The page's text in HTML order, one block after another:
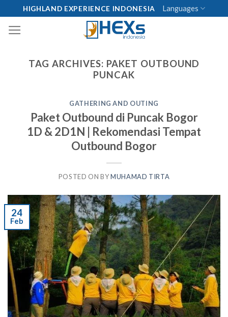
content
HIGHLAND EXPERIENCE INDONESIA Languages
TAG ARCHIVES: PAKET OUTBOUND
PUNCAK
GATHERING AND OUTING
Paket Outbound di Puncak Bogor
1D & 2D1N | Rekomendasi Tempat
Outbound Bogor
POSTED ONBYMUHAMAD TIRTA
24
Feb